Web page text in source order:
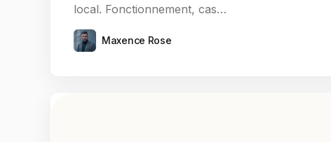
local. Fonctionnement, cas…
Maxence Rose